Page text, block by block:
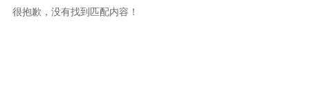
很抱歉，没有找到匹配内容！